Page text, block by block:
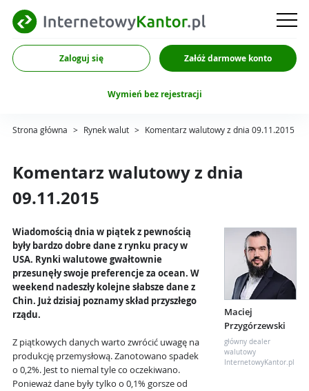
Zaloguj się Załóż darmowe konto
Wymień bez rejestracji
Strona główna > Rynek walut > Komentarz walutowy z dnia 09.11.2015
Komentarz walutowy z dnia
09.11.2015
Maciej
Przygórzewski
główny dealer
walutowy
InternetowyKantor.pl
Wiadomością dnia w piątek z pewnością
były bardzo dobre dane z rynku pracy w
USA. Rynki walutowe gwałtownie
przesunęły swoje preferencje za ocean. W
weekend nadeszły kolejne słabsze dane z
Chin. Już dzisiaj poznamy skład przyszłego
rządu.
Z piątkowych danych warto zwrócić uwagę na
produkcję przemysłową. Zanotowano spadek
o 0,2%. Jest to niemal tyle co oczekiwano.
Ponieważ dane były tylko o 0,1% gorsze od